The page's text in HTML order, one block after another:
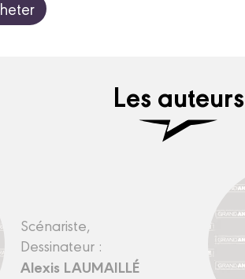
Les auteurs
Scénariste,
Dessinateur :
Alexis LAUMAILLÉ